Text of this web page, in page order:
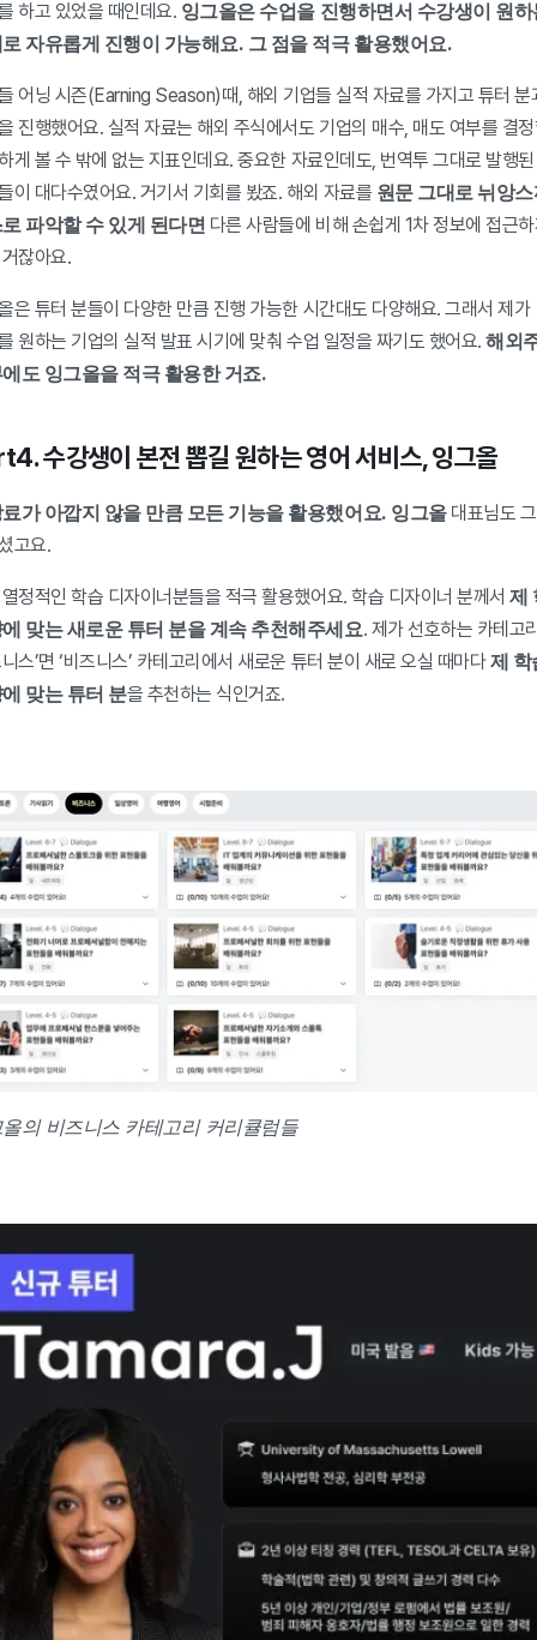
하고 있었을 때인데요. 잉그올은 수업을 진행하면서 수강생이 원하
자유롭게 진행이 가능해요. 그 점을 적극 활용했어요.
어닝 시즌(Earning Season)때, 해외 기업들 실적 자료를 가지고 튜터 분
진행했어요. 실적 자료는 해외 주식에서도 기업의 매수, 매도 여부를 결
게 볼 수 밖에 없는 지표인데요. 중요한 자료인데도, 번역투 그대로 발행된
이 대다수였어요. 거기서 기회를 봤죠. 해외 자료를 원문 그대로 뉘앙
파악할 수 있게 된다면 다른 사람들에 비해 손쉽게 1차 정보에 접근
잖아요.
은 튜터 분들이 다양한 만큼 진행 가능한 시간대도 다양해요. 그래서 제가
원하는 기업의 실적 발표 시기에 맞춰 수업 일정을 짜기도 했어요. 해외
도 잉그올을 적극 활용한 거죠.
수강생이 본전 뽑길 원하는 영어 서비스, 잉그올
가 아깝지 않을 만큼 모든 기능을 활용했어요. 잉그올 대표님도
고요.
정적인 학습 디자이너분들을 적극 활용했어요. 학습 디자이너 분께서 제
맞는 새로운 튜터 분을 계속 추천해주세요. 제가 선호하는 카테고
니스’면 ‘비즈니스’ 카테고리에서 새로운 튜터 분이 새로 오실 때마다 제 학
맞는 튜터 분을 추천하는 식인거죠.
의 비즈니스 카테고리 커리큘럼들